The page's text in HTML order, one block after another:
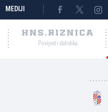
MEDIJI
HNS.RIZNICA
Povijest i statistika